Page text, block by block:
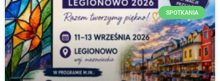
SPOTKANIA